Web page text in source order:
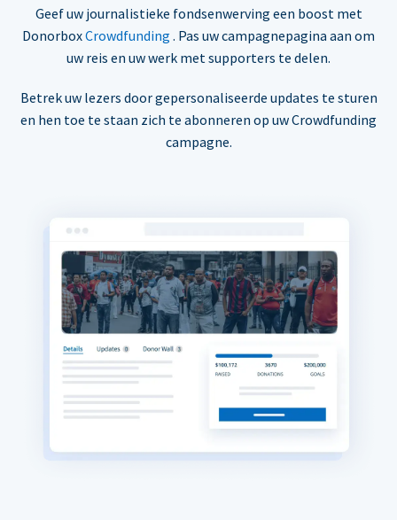
Geef uw journalistieke fondsenwerving een boost met
DonorboxCrowdfunding . Pas uw campagnepagina aan om
uw reis en uw werk met supporters te delen.
Betrek uw lezers door gepersonaliseerde updates te sturen
en hen toe te staan zich te abonneren op uw Crowdfunding
campagne.